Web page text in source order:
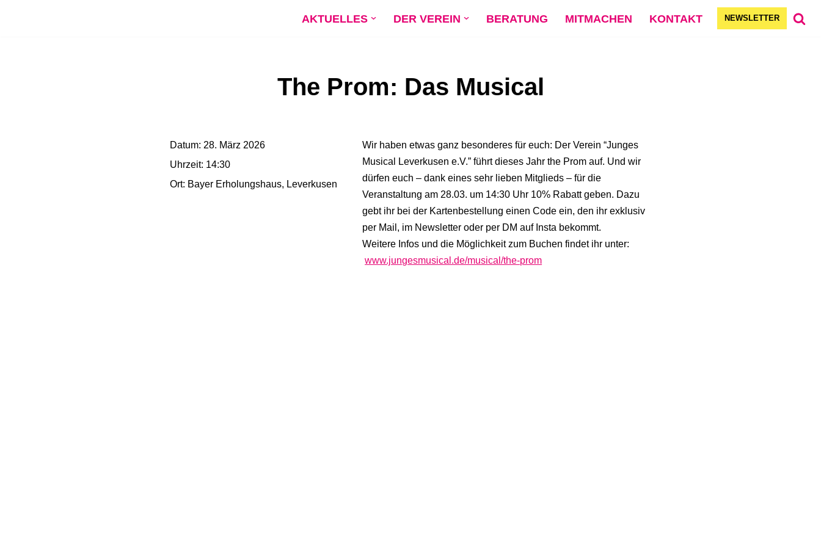
AKTUELLES DER VEREIN BERATUNG MITMACHEN KONTAKT NEWSLETTER
The Prom: Das Musical
Datum: 28. März 2026
Uhrzeit: 14:30
Ort: Bayer Erholungshaus, Leverkusen
Wir haben etwas ganz besonderes für euch: Der Verein “Junges
Musical Leverkusen e.V.” führt dieses Jahr the Prom auf. Und wir
dürfen euch – dank eines sehr lieben Mitglieds – für die
Veranstaltung am 28.03. um 14:30 Uhr 10% Rabatt geben. Dazu
gebt ihr bei der Kartenbestellung einen Code ein, den ihr exklusiv
per Mail, im Newsletter oder per DM auf Insta bekommt.
Weitere Infos und die Möglichkeit zum Buchen findet ihr unter:
www.jungesmusical.de/musical/the-prom